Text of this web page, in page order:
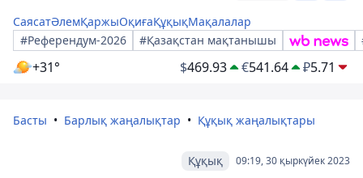
СаясатӘлемҚаржыОқиғаҚұқықМақалалар
#Референдум-2026
#Қазақстан мақтанышы
+31° $469.93 €541.64 ₽5.71
Басты Барлық жаңалықтар Құқық жаңалықтары
09:19, 30 қыркүйек 2023
Құқық